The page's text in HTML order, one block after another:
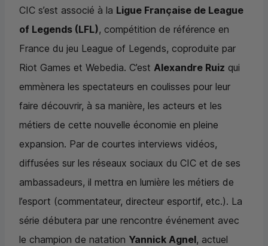
CIC s’est associé à la Ligue Française de League
of Legends (LFL), compétition de référence en
France du jeu League of Legends, coproduite par
Riot Games et Webedia. C’est Alexandre Ruiz qui
emmènera les spectateurs en coulisses pour leur
faire découvrir, à sa manière, les acteurs et les
métiers de cette nouvelle économie en pleine
expansion. Par de courtes interviews vidéos,
diffusées sur les réseaux sociaux du CIC et de ses
ambassadeurs, il mettra en lumière les métiers de
l’esport (commentateur, directeur esportif, etc.). La
série débutera par une rencontre événement avec
le champion de natation Yannick Agnel, actuel